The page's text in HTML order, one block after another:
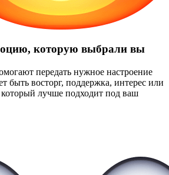
которую выбрали вы
передать нужное настроение
быть восторг, поддержка, интерес или
лучше подходит под ваш